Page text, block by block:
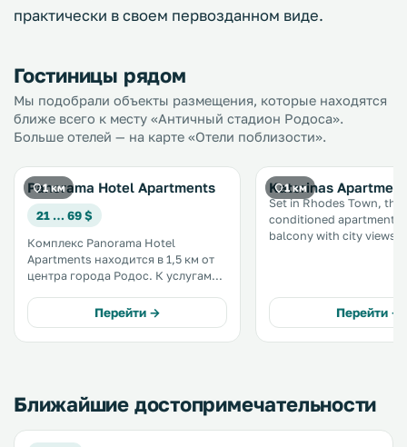
практически в своем первозданном виде.
Гостиницы рядом
Мы подобрали объекты размещения, которые находятся
ближе всего к месту «Античный стадион Родоса».
Больше отелей — на карте «Отели поблизости».
1 км
Panorama Hotel Apartments
21 … 69 $
Комплекс Panorama Hotel
Apartments находится в 1,5 км от
центра города Родос. К услугам
апартаменты с собственной
кухней и видом на плавательный
бассейн. В отеле открыты
Перейти →
1 км
Katerinas Apartment
Set in Rhodes Town, this
conditioned apartment
balcony with city views. The unit is
oven. .
Перейти →
Ближайшие достопримечательности